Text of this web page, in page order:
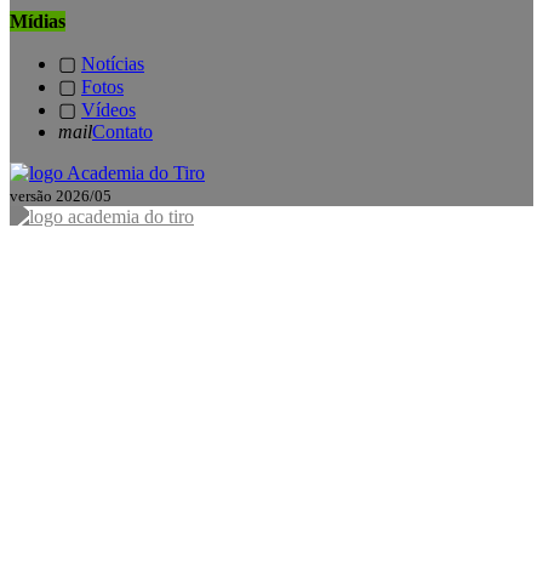
Mídias
▢ Notícias
▢ Fotos
▢ Vídeos
mailContato
versão 2026/05